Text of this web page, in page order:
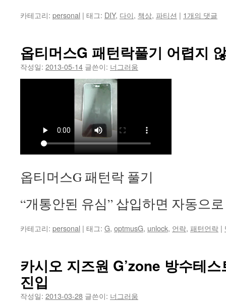
카테고리: personal | 태그: DIY, 다이, 책상, 파티션 | 1개의 댓글
옵티머스G 패턴락풀기 어렵지
작성일: 2013-05-14 글쓴이: 너그러움
옵티머스G 패턴락 풀기
“개통안된 유심” 삽입하면 자동으
카테고리: personal | 태그: G, optmusG, unlock, 언락, 패턴언락 |
카시오 지즈원 G’zone 방수테
진입
작성일: 2013-03-28 글쓴이: 너그러움